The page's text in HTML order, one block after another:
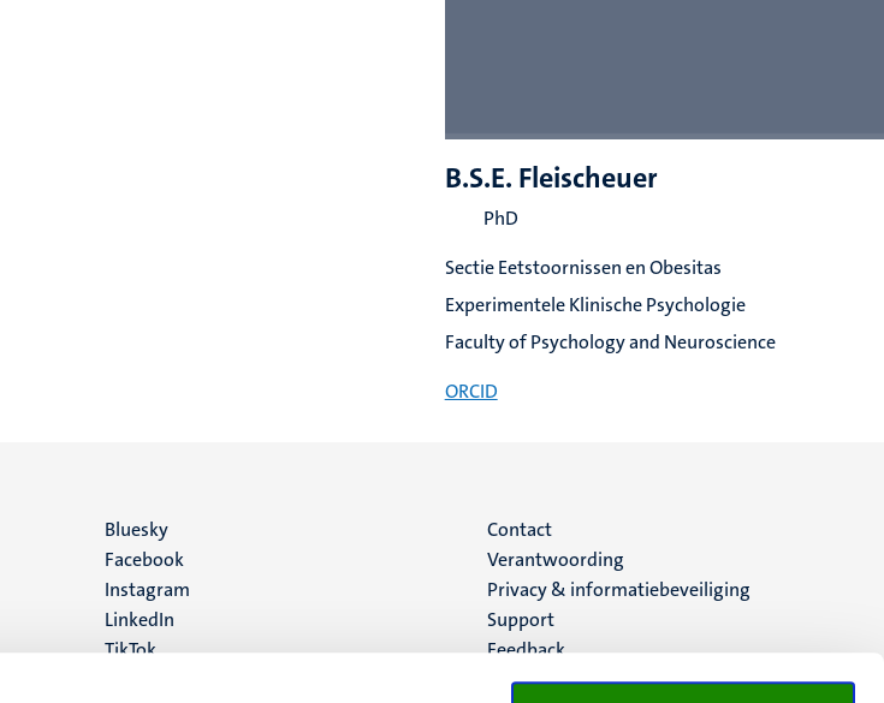
B.S.E. Fleischeuer
PhD
Sectie Eetstoornissen en Obesitas
Experimentele Klinische Psychologie
Faculty of Psychology and Neuroscience
ORCID
Social
media
Bluesky
Facebook
Instagram
LinkedIn
TikTok
Menu
footer
(NL)
Contact
Verantwoording
Privacy & informatiebeveiliging
Support
Feedback